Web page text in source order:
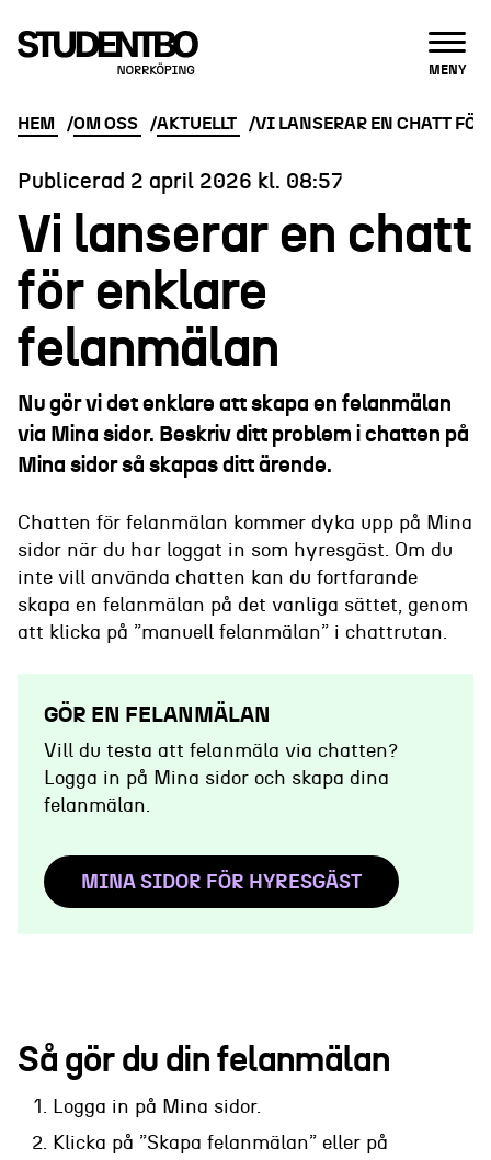
MENY
HEM OM OSS AKTUELLT VI LANSERAR EN CHATT
Publicerad 2 april 2026 kl. 08:57
Vi lanserar en chatt
för enklare
felanmälan
Nu gör vi det enklare att skapa en felanmälan
via Mina sidor. Beskriv ditt problem i chatten på
Mina sidor så skapas ditt ärende.
Chatten för felanmälan kommer dyka upp på Mina
sidor när du har loggat in som hyresgäst. Om du
inte vill använda chatten kan du fortfarande
skapa en felanmälan på det vanliga sättet, genom
att klicka på ”manuell felanmälan” i chattrutan.
GÖR EN FELANMÄLAN
Vill du testa att felanmäla via chatten?
Logga in på Mina sidor och skapa dina
felanmälan.
MINA SIDOR FÖR HYRESGÄST
Så gör du din felanmälan
Logga in på Mina sidor.
Klicka på ”Skapa felanmälan” eller på